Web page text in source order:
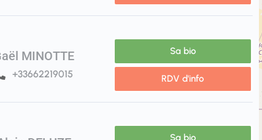
MINOTTE
+33662219015
Sa bio
RDV d'info
Sa bio